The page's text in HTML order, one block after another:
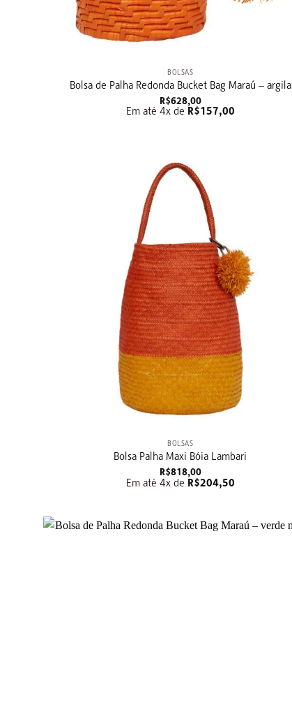
BOLSAS
Bolsa de Palha Redonda Bucket Bag Maraú – argila
R$628,00
Em até 4x de R$157,00
BOLSAS
Bolsa Palha Maxi Bóia Lambari
R$818,00
Em até 4x de R$204,50